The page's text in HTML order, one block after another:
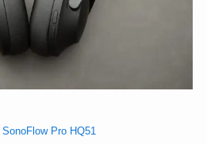
SonoFlow Pro HQ51